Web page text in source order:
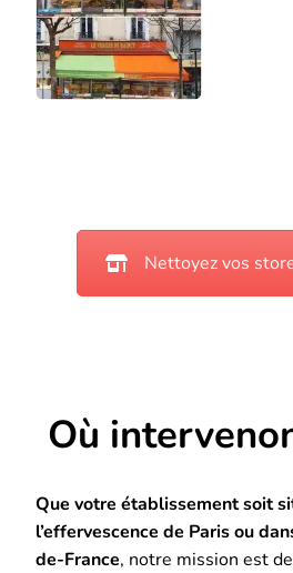
Nettoyez vos
Où
Que votre établissement soit
l’effervescence de Paris ou
de-France, notre mission est